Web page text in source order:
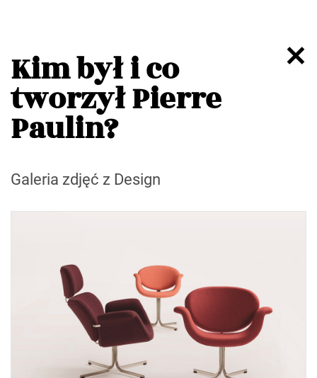
Kim był i co
tworzył Pierre
Paulin?
Galeria zdjęć z Design